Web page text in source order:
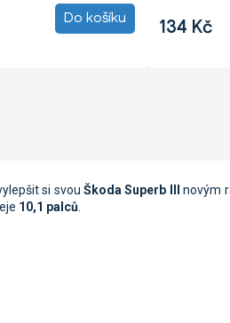
Do košíku 134 Kč
si svouŠkoda Superb IIInovým
10,1 palců.